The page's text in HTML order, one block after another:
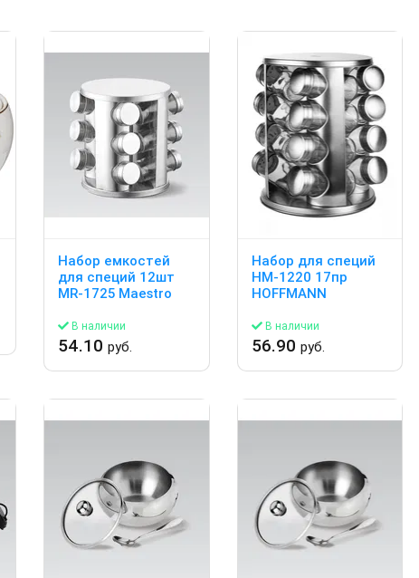
Набор емкостей
для специй 12шт
MR-1725 Maestro
В наличии
54.10 руб.
Набор для специй
HM-1220 17пр
HOFFMANN
В наличии
56.90 руб.